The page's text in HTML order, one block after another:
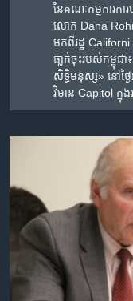
នៃ​គណៈកម្មការក
លោក Dana
មក​ពី​រដ្ឋ Californi
ធា្លក់​ចុះរបស់​កម្ពុ
សិទ្ធិមនុស្ស‍»​ ​នៅ​ថ្ងៃ​
វិមាន Capitol ក្នុ